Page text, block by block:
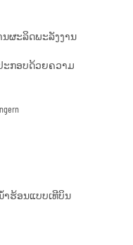
ນຜະລິດພະລັງງານ
ະກອບດ້ວຍຄວາມ
ຳຮ້ອນແບບເທີບິນ